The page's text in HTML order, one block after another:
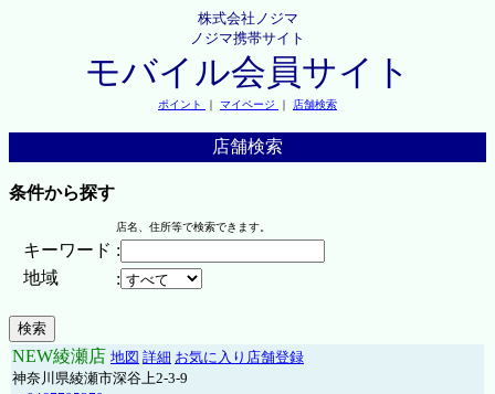
株式会社ノジマ
ノジマ携帯サイト
モバイル会員サイト
ポイント ｜ マイページ ｜ 店舗検索
店舗検索
条件から探す
店名、住所等で検索できます。
キーワード :
地域
:
NEW綾瀬店 地図 詳細 お気に入り店舗登録
神奈川県綾瀬市深谷上2-3-9